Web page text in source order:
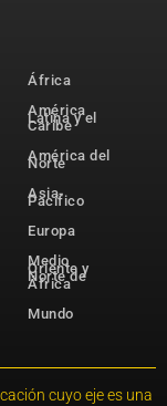
África
América
Latina y el
Caribe
América del
Norte
Asia-
Pacífico
Europa
Medio
Oriente y
Norte de
África
Mundo
cuyo eje es una